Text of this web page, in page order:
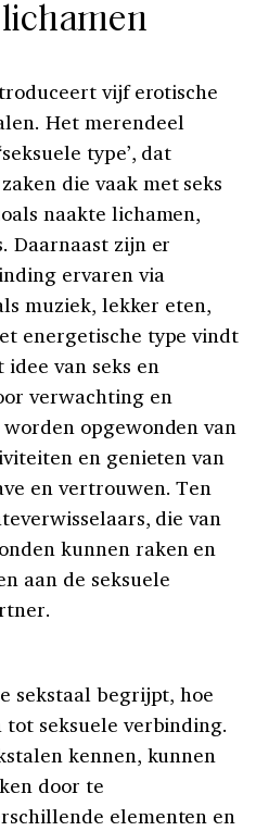
vijf erotische
Het merendeel
type’, dat
die vaak met seks
naakte lichamen,
Daarnaast zijn er
ervaren via
muziek, lekker eten,
energetische type vindt
van seks en
verwachting en
opgewonden van
en genieten van
en vertrouwen. Ten
die van
kunnen raken en
aan de seksuele
sekstaal begrijpt, hoe
seksuele verbinding.
kennen, kunnen
door te
elementen en